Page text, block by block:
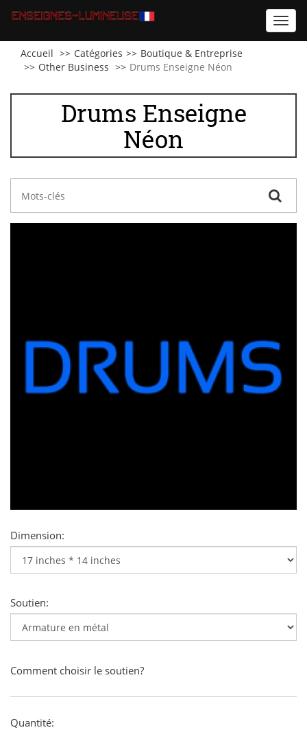
Accueil
Catégories
Boutique & Entreprise
Other Business
Drums Enseigne Néon
Drums Enseigne
Néon
Dimension:
Soutien:
Comment choisir le soutien?
Quantité: